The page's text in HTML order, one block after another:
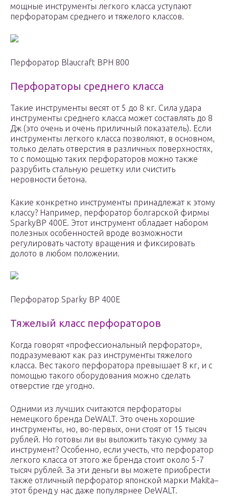
мощные инструменты легкого класса уступают
перфораторам среднего и тяжелого классов.
Перфоратор Blaucraft BPH 800
Перфораторы среднего класса
Такие инструменты весят от 5 до 8 кг. Сила удара
инструменты среднего класса может составлять до 8
Дж (это очень и очень приличный показатель). Если
инструменты легкого класса позволяют, в основном,
только делать отверстия в различных поверхностях,
то с помощью таких перфораторов можно также
разрубить стальную решетку или счистить
неровности бетона.
Какие конкретно инструменты принадлежат к этому
классу? Например, перфоратор болгарской фирмы
SparkyBP 400E. Этот инструмент обладает набором
полезных особенностей вроде возможности
регулировать частоту вращения и фиксировать
долото в любом положении.
Перфоратор Sparky BP 400E
Тяжелый класс перфораторов
Когда говорят «профессиональный перфоратор»,
подразумевают как раз инструменты тяжелого
класса. Вес такого перфоратора превышает 8 кг, и с
помощью такого оборудования можно сделать
отверстие где угодно.
Одними из лучших считаются перфораторы
немецкого бренда DeWALT. Это очень хорошие
инструменты, но, во-первых, они стоят от 15 тысяч
рублей. Но готовы ли вы выложить такую сумму за
инструмент? Особенно, если учесть, что перфоратор
легкого класса от этого же бренда стоит около 5-7
тысяч рублей. За эти деньги вы можете приобрести
также отличный перфоратор японской марки Makita–
этот бренд у нас даже популярнее DeWALT.